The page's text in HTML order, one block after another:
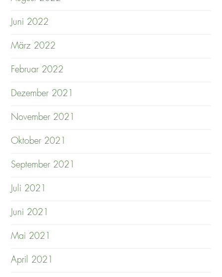
Juni 2022
März 2022
Februar 2022
Dezember 2021
November 2021
Oktober 2021
September 2021
Juli 2021
Juni 2021
Mai 2021
April 2021